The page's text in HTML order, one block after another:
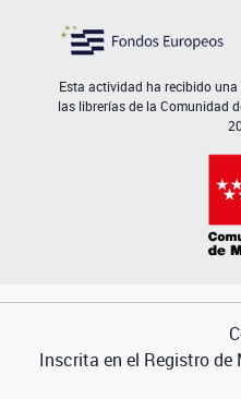
Esta actividad ha recibido
las librerías de la Comunidad
Inscrita en el Registro de